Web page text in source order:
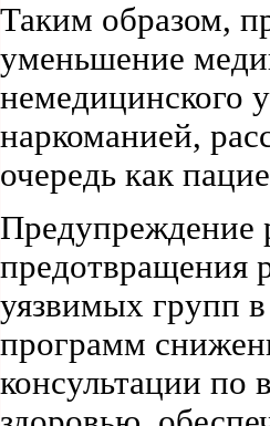
Таким образом,
уменьшение
немедицинского
наркоманией,
очередь как
Предупреждение
предотвращения
уязвимых групп
программ
консультации по